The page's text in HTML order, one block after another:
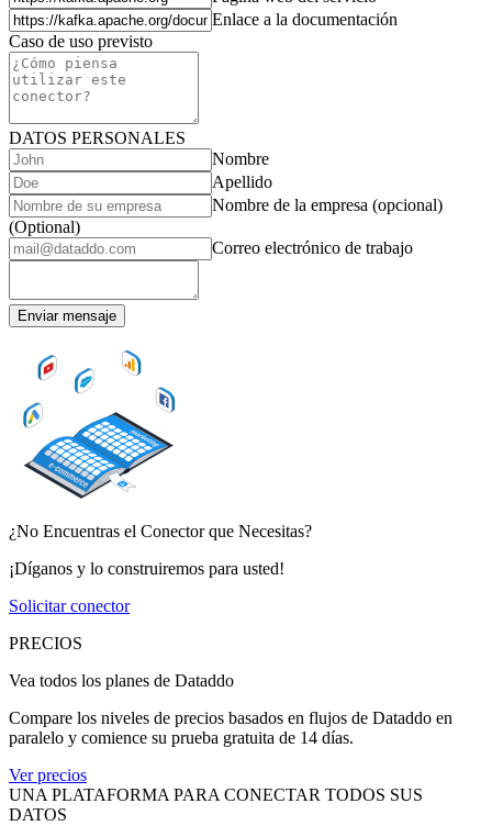
Enlace a la documentación
Caso de uso previsto
DATOS PERSONALES
Nombre
Apellido
Nombre de la empresa (opcional)
(Optional)
Correo electrónico de trabajo
Enviar mensaje
¿No Encuentras el Conector que Necesitas?
¡Díganos y lo construiremos para usted!
Solicitar conector
PRECIOS
Vea todos los planes de Dataddo
Compare los niveles de precios basados en flujos de Dataddo en
paralelo y comience su prueba gratuita de 14 días.
Ver precios
UNA PLATAFORMA PARA CONECTAR TODOS SUS
DATOS